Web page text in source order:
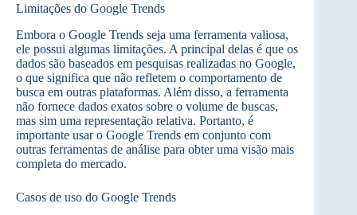
Limitações do Google Trends
Embora o Google Trends seja uma ferramenta valiosa,
ele possui algumas limitações. A principal delas é que os
dados são baseados em pesquisas realizadas no Google,
o que significa que não refletem o comportamento de
busca em outras plataformas. Além disso, a ferramenta
não fornece dados exatos sobre o volume de buscas,
mas sim uma representação relativa. Portanto, é
importante usar o Google Trends em conjunto com
outras ferramentas de análise para obter uma visão mais
completa do mercado.
Casos de uso do Google Trends